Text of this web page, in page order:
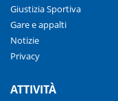
Giustizia Sportiva
Gare e appalti
Notizie
Privacy
ATTIVITÀ